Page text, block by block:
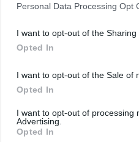
Personal Data Processing Opt
I want to opt-out of the Sharing
Opted In
I want to opt-out of the Sale of
Opted In
I want to opt-out of processing
Advertising.
Opted In